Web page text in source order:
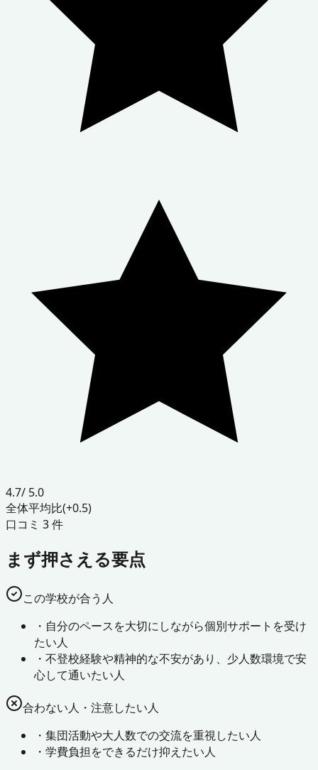
4.7/ 5.0
全体平均比(+0.5)
口コミ 3件
まず押さえる要点
この学校が合う人
・ 自分のペースを大切にしながら個別サポートを受け
たい人
・ 不登校経験や精神的な不安があり、少人数環境で安
心して通いたい人
合わない人・注意したい人
・ 集団活動や大人数での交流を重視したい人
・ 学費負担をできるだけ抑えたい人